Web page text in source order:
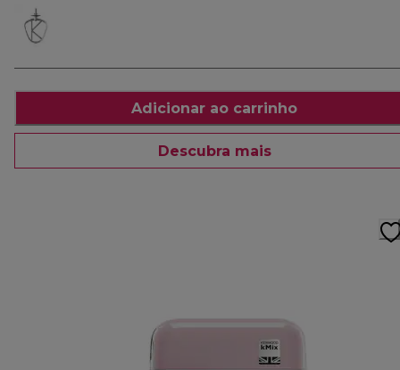
Adicionar ao carrinho
Descubra mais